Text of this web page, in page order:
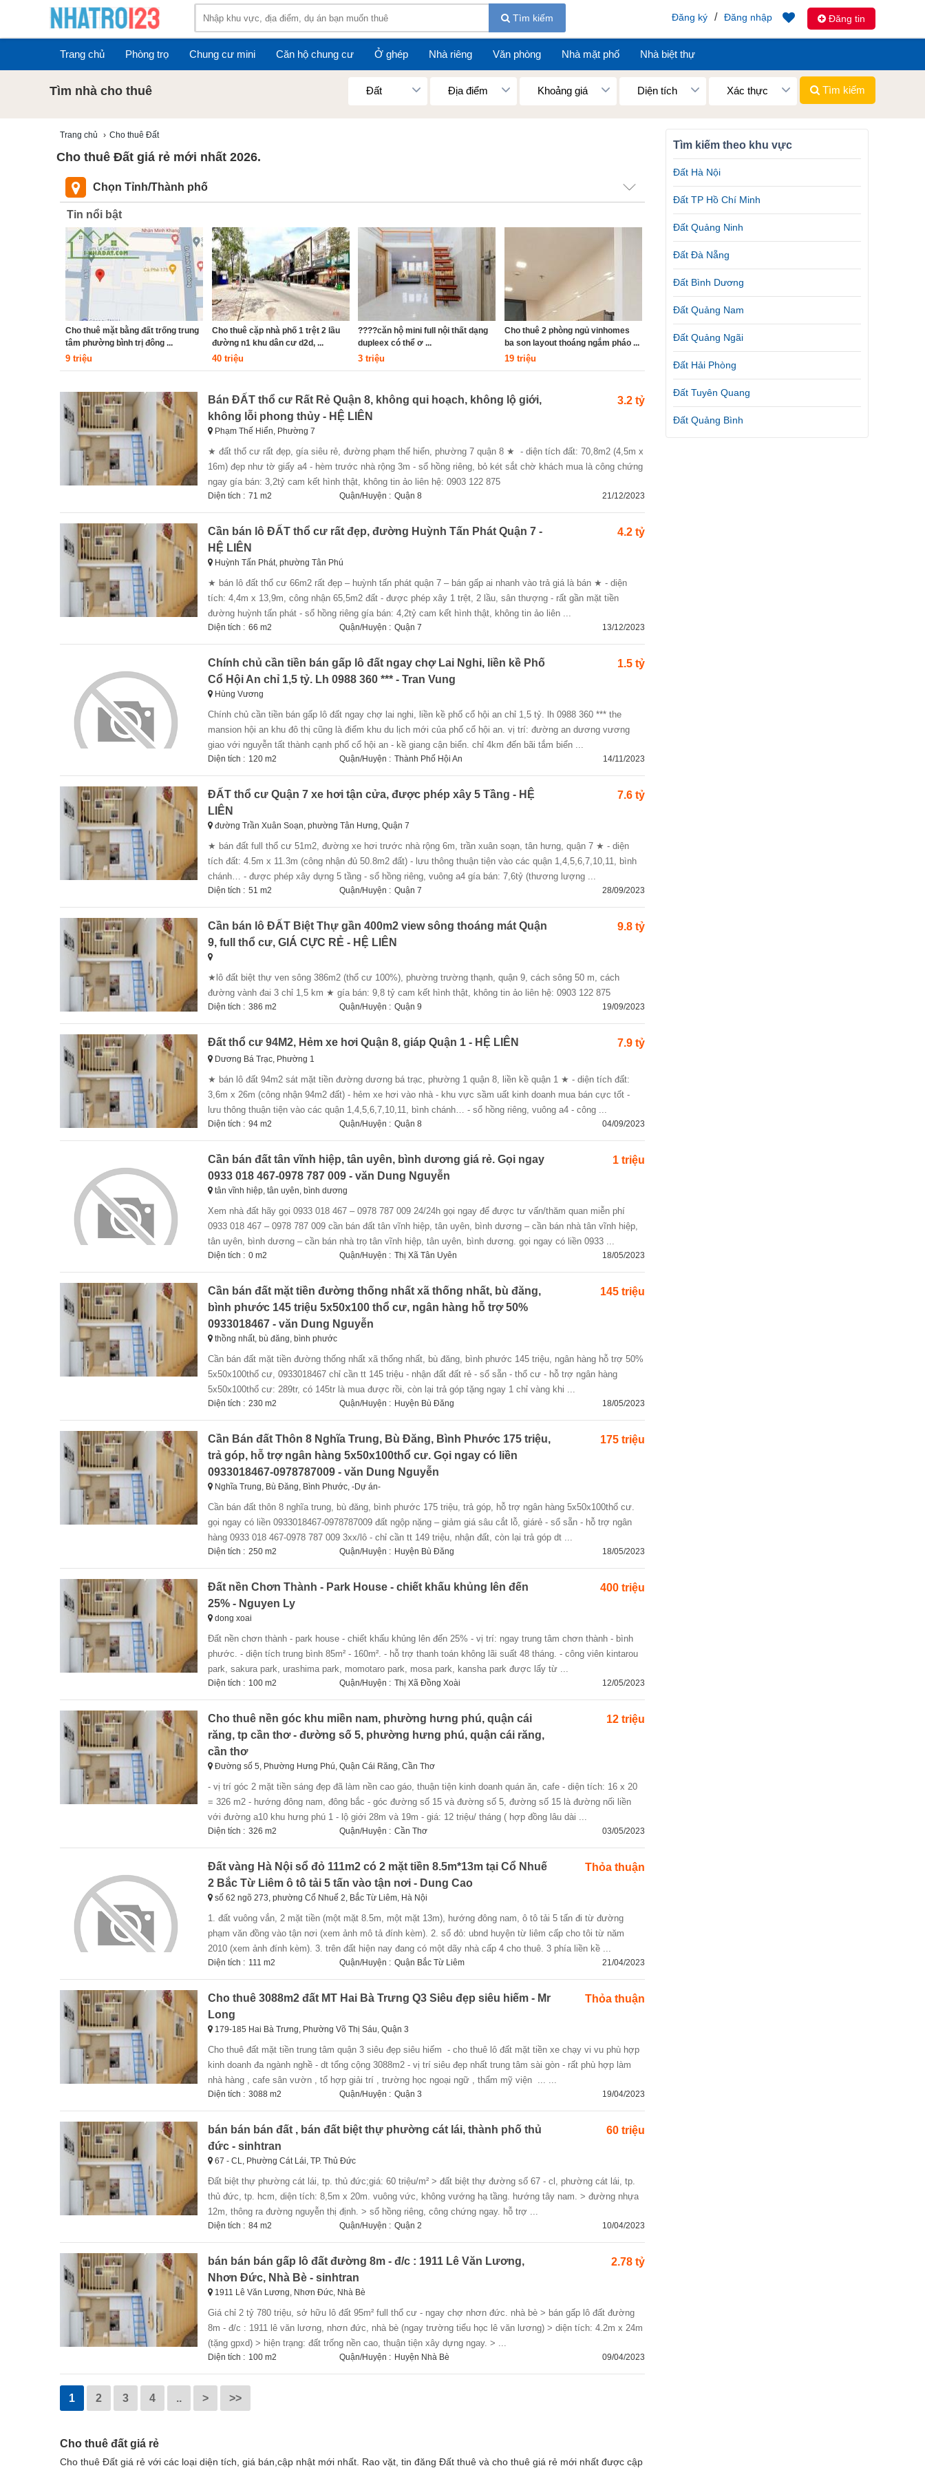
Tìm kiếm Đăng tin
Đăng nhập
/
Đăng ký
Trang chủ Phòng trọ Chung cư mini Căn hộ chung cư Ở ghép Nhà riêng Văn phòng Nhà mặt phố Nhà biệt thự
Tìm nhà cho thuê Đất Địa điểm Khoảng giá Diện tích Xác thực Tìm kiếm
Trang chủ › Cho thuê Đất
Cho thuê Đất giá rẻ mới nhất 2026.
Chọn Tỉnh/Thành phố
Tin nổi bật
Cho thuê mặt bằng đất trống trung
tâm phường bình trị đông ...
9 triệu
Cho thuê cặp nhà phố 1 trệt 2 lầu
đường n1 khu dân cư d2d, ...
40 triệu
????căn hộ mini full nội thất dạng
dupleex có thể ơ ...
3 triệu
Cho thuê 2 phòng ngủ vinhomes
ba son layout thoáng ngắm pháo ...
19 triệu
3.2 tỷ
Bán ĐẤT thổ cư Rất Rẻ Quận 8, không qui hoạch, không lộ giới,
không lỗi phong thủy - HỆ LIÊN
Phạm Thế Hiển, Phường 7
★ đất thổ cư rất đẹp, gía siêu rẻ, đường phạm thế hiển, phường 7 quận 8 ★ ​ - diện tích đất: 70,8m2 (4,5m x
16m) đẹp như tờ giấy a4 - hèm trước nhà rộng 3m - sổ hồng riêng, bỏ két sắt chờ khách mua là công chứng
ngay gía bán: 3,2tỷ​ cam kết hình thật, không tin ảo​ liên hệ: 0903 122 875
Diện tích : 71 m2 Quận/Huyện : Quận 8 21/12/2023
4.2 tỷ
Cần bán lô ĐẤT thổ cư rất đẹp, đường Huỳnh Tấn Phát Quận 7 -
HỆ LIÊN
Huỳnh Tấn Phát, phường Tân Phú
★ bán lô đất thổ cư 66m2 rất đẹp – huỳnh tấn phát quận 7 – bán gấp ai nhanh vào trả giá là bán ★​ - diện
tích: 4,4m x 13,9m, công nhận 65,5m2 đất - được phép xây 1 trệt, 2 lầu, sân thượng - rất gần mặt tiền
đường huỳnh tấn phát - sổ hồng riêng gía bán: 4,2tỷ​ cam kết hình thật, không tin ảo​ liên ...
Diện tích : 66 m2 Quận/Huyện : Quận 7 13/12/2023
1.5 tỷ
Chính chủ cần tiền bán gấp lô đất ngay chợ Lai Nghi, liền kề Phố
Cổ Hội An chỉ 1,5 tỷ. Lh 0988 360 *** - Tran Vung
Hùng Vương
chính chủ cần tiền bán gấp lô đất ngay chợ lai nghi, liền kề phố cổ hội an chỉ 1,5 tỷ. lh 0988 360 *** the
mansion hội an khu đô thị cũng là điểm khu du lịch mới của phố cổ hội an. vị trí: đường an dương vương
giao với nguyễn tất thành cạnh phố cổ hội an - kề giang cận biển. chỉ 4km đến bãi tắm biển ...
Diện tích : 120 m2 Quận/Huyện : Thành Phố Hội An 14/11/2023
7.6 tỷ
ĐẤT thổ cư Quận 7 xe hơi tận cửa, được phép xây 5 Tầng - HỆ
LIÊN
đường Trần Xuân Soạn, phường Tân Hưng, Quận 7
★ bán đất full thổ cư 51m2, đường xe hơi trước nhà rộng 6m, trần xuân soạn, tân hưng, quận 7 ★ - diện
tích đất: 4.5m x 11.3m (công nhận đủ 50.8m2 đất) - lưu thông thuận tiện vào các quận 1,4,5,6,7,10,11, bình
chánh… - được phép xây dựng 5 tầng - sổ hồng riêng, vuông a4 gía bán: 7,6tỷ (thương lượng ...
Diện tích : 51 m2 Quận/Huyện : Quận 7 28/09/2023
9.8 tỷ
Cần bán lô ĐẤT Biệt Thự gần 400m2 view sông thoáng mát Quận
9, full thổ cư, GIÁ CỰC RẺ - HỆ LIÊN
★lô đất biệt thự ven sông 386m2 (thổ cư 100%), phường trường thạnh, quận 9, cách sông 50 m, cách
đường vành đai 3 chỉ 1,5 km ★ gía bán: 9,8 tỷ cam kết hình thật, không tin ảo liên hệ: 0903 122 875
Diện tích : 386 m2 Quận/Huyện : Quận 9 19/09/2023
7.9 tỷ
Đất thổ cư 94M2, Hẻm xe hơi Quận 8, giáp Quận 1 - HỆ LIÊN
Dương Bá Trạc, Phường 1
★ bán lô đất 94m2 sát mặt tiền đường dương bá trạc, phường 1 quận 8, liền kề quận 1 ★ - diện tích đất:
3,6m x 26m (công nhận 94m2 đất) - hẻm xe hơi vào nhà - khu vực sầm uất kinh doanh mua bán cực tốt -
lưu thông thuận tiện vào các quận 1,4,5,6,7,10,11, bình chánh… - sổ hồng riêng, vuông a4 - công ...
Diện tích : 94 m2 Quận/Huyện : Quận 8 04/09/2023
1 triệu
Cần bán đất tân vĩnh hiệp, tân uyên, bình dương giá rẻ. Gọi ngay
0933 018 467-0978 787 009 - văn Dung Nguyễn
tân vĩnh hiệp, tân uyên, bình dương
xem nhà đất hãy gọi 0933 018 467 – 0978 787 009 24/24h gọi ngay để được tư vấn/thăm quan miễn phí
0933 018 467 – 0978 787 009 cần bán đất tân vĩnh hiệp, tân uyên, bình dương – cần bán nhà tân vĩnh hiệp,
tân uyên, bình dương – cần bán nhà trọ tân vĩnh hiệp, tân uyên, bình dương. gọi ngay có liền 0933 ...
Diện tích : 0 m2 Quận/Huyện : Thị Xã Tân Uyên 18/05/2023
145 triệu
Cần bán đất mặt tiền đường thống nhất xã thống nhất, bù đăng,
bình phước 145 triệu 5x50x100 thổ cư, ngân hàng hỗ trợ 50%
0933018467 - văn Dung Nguyễn
thồng nhất, bù đăng, bình phước
cần bán đất mặt tiền đường thống nhất xã thống nhất, bù đăng, bình phước 145 triệu, ngân hàng hỗ trợ 50%
5x50x100thổ cư, 0933018467 chỉ cần tt 145 triệu - nhận đất đất rẻ - sổ sẵn - thổ cư - hỗ trợ ngân hàng
5x50x100thổ cư: 289tr, có 145tr là mua được rồi, còn lại trả góp tặng ngay 1 chỉ vàng khi ...
Diện tích : 230 m2 Quận/Huyện : Huyện Bù Đăng 18/05/2023
175 triệu
Cần Bán đất Thôn 8 Nghĩa Trung, Bù Đăng, Bình Phước 175 triệu,
trả góp, hỗ trợ ngân hàng 5x50x100thổ cư. Gọi ngay có liền
0933018467-0978787009 - văn Dung Nguyễn
Nghĩa Trung, Bù Đăng, Bình Phước, -Dự án-
cần bán đất thôn 8 nghĩa trung, bù đăng, bình phước 175 triệu, trả góp, hỗ trợ ngân hàng 5x50x100thổ cư.
gọi ngay có liền 0933018467-0978787009 đất ngộp nặng – giảm giá sâu cắt lỗ, giárẻ - sổ sẵn - hỗ trợ ngân
hàng 0933 018 467-0978 787 009 3xx/lô - chỉ cần tt 149 triệu, nhận đất, còn lại trả góp dt ...
Diện tích : 250 m2 Quận/Huyện : Huyện Bù Đăng 18/05/2023
400 triệu
Đất nền Chơn Thành - Park House - chiết khấu khủng lên đến
25% - Nguyen Ly
dong xoai
đất nền chơn thành - park house - chiết khấu khủng lên đến 25% - vị trí: ngay trung tâm chơn thành - bình
phước. - diện tích trung bình 85m² - 160m². - hỗ trợ thanh toán không lãi suất 48 tháng. - công viên kintarou
park, sakura park, urashima park, momotaro park, mosa park, kansha park được lấy từ ...
Diện tích : 100 m2 Quận/Huyện : Thị Xã Đồng Xoài 12/05/2023
12 triệu
Cho thuê nền góc khu miền nam, phường hưng phú, quận cái
răng, tp cần thơ - đường số 5, phường hưng phú, quận cái răng,
cần thơ
Đường số 5, Phường Hưng Phú, Quận Cái Răng, Cần Thơ
- vị trí góc 2 mặt tiền sáng đẹp đã làm nền cao gáo, thuận tiện kinh doanh quán ăn, cafe - diện tích: 16 x 20
= 326 m2 - hướng đông nam, đông bắc - góc đường số 15 và đường số 5, đường số 15 là đường nối liền
với đường a10 khu hưng phú 1 - lộ giới 28m và 19m - giá: 12 triệu/ tháng ( hợp đồng lâu dài ...
Diện tích : 326 m2 Quận/Huyện : Cần Thơ 03/05/2023
Thỏa thuận
Đất vàng Hà Nội sổ đỏ 111m2 có 2 mặt tiền 8.5m*13m tại Cổ Nhuế
2 Bắc Từ Liêm ô tô tải 5 tấn vào tận nơi - Dung Cao
số 62 ngõ 273, phường Cổ Nhuế 2, Bắc Từ Liêm, Hà Nội
1. đất vuông vắn, 2 mặt tiền (một mặt 8.5m, một mặt 13m), hướng đông nam, ô tô tải 5 tấn đi từ đường
phạm văn đồng vào tận nơi (xem ảnh mô tả đính kèm). 2. sổ đỏ: ubnd huyện từ liêm cấp cho tôi từ năm
2010 (xem ảnh đính kèm). 3. trên đất hiện nay đang có một dãy nhà cấp 4 cho thuê. 3 phía liền kề ...
Diện tích : 111 m2 Quận/Huyện : Quận Bắc Từ Liêm 21/04/2023
Thỏa thuận
Cho thuê 3088m2 đất MT Hai Bà Trưng Q3 Siêu đẹp siêu hiếm - Mr
Long
179-185 Hai Bà Trưng, Phường Võ Thị Sáu, Quận 3
cho thuê đất mặt tiền trung tâm quận 3 siêu đẹp siêu hiếm - cho thuê lô đất mặt tiền xe chạy vi vu phù hợp
kinh doanh đa ngành nghề - dt tổng cộng 3088m2 - vị trí siêu đẹp nhất trung tâm sài gòn - rất phù hợp làm
nhà hàng , cafe sân vườn , tổ hợp giải trí , trường học ngoại ngữ , thẩm mỹ viện ... ...
Diện tích : 3088 m2 Quận/Huyện : Quận 3 19/04/2023
60 triệu
bán bán bán đất , bán đất biệt thự phường cát lái, thành phố thủ
đức - sinhtran
67 - CL, Phường Cát Lái, TP. Thủ Đức
đất biệt thự phường cát lái, tp. thủ đức;giá: 60 triệu/m² > đất biệt thự đường số 67 - cl, phường cát lái, tp.
thủ đức, tp. hcm, diện tích: 8,5m x 20m. vuông vức, không vướng hạ tầng. hướng tây nam. > đường nhựa
12m, thông ra đường nguyễn thị định. > sổ hồng riêng, công chứng ngay. hỗ trợ ...
Diện tích : 84 m2 Quận/Huyện : Quận 2 10/04/2023
2.78 tỷ
bán bán bán gấp lô đất đường 8m - đ/c : 1911 Lê Văn Lương,
Nhơn Đức, Nhà Bè - sinhtran
1911 Lê Văn Lương, Nhơn Đức, Nhà Bè
giá chỉ 2 tỷ 780 triệu, sở hữu lô đất 95m² full thổ cư - ngay chợ nhơn đức. nhà bè > bán gấp lô đất đường
8m - đ/c : 1911 lê văn lương, nhơn đức, nhà bè (ngay trường tiểu học lê văn lương) > diện tích: 4.2m x 24m
(tặng gpxd) > hiện trạng: đất trống nền cao, thuận tiện xây dựng ngay. > ...
Diện tích : 100 m2 Quận/Huyện : Huyện Nhà Bè 09/04/2023
1 2 3 4 .. > >>
Cho thuê đất giá rẻ
Cho thuê Đất giá rẻ với các loại diện tích, giá bán,cập nhật mới nhất. Rao vặt, tin đăng Đất thuê và cho thuê giá rẻ mới nhất được cập
Tìm kiếm theo khu vực
Đất Hà Nội
Đất TP Hồ Chí Minh
Đất Quảng Ninh
Đất Đà Nẵng
Đất Bình Dương
Đất Quảng Nam
Đất Quảng Ngãi
Đất Hải Phòng
Đất Tuyên Quang
Đất Quảng Bình